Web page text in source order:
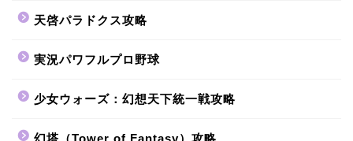
天啓パラドクス攻略
実況パワフルプロ野球
少女ウォーズ：幻想天下統一戦攻略
幻塔（Tower of Fantasy）攻略